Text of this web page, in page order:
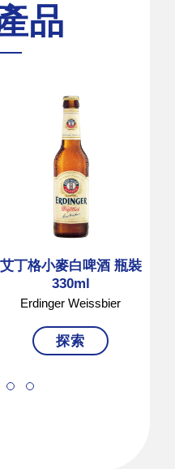
品
艾丁格小麥白啤酒 瓶裝
330ml
Erdinger Weissbier
探索